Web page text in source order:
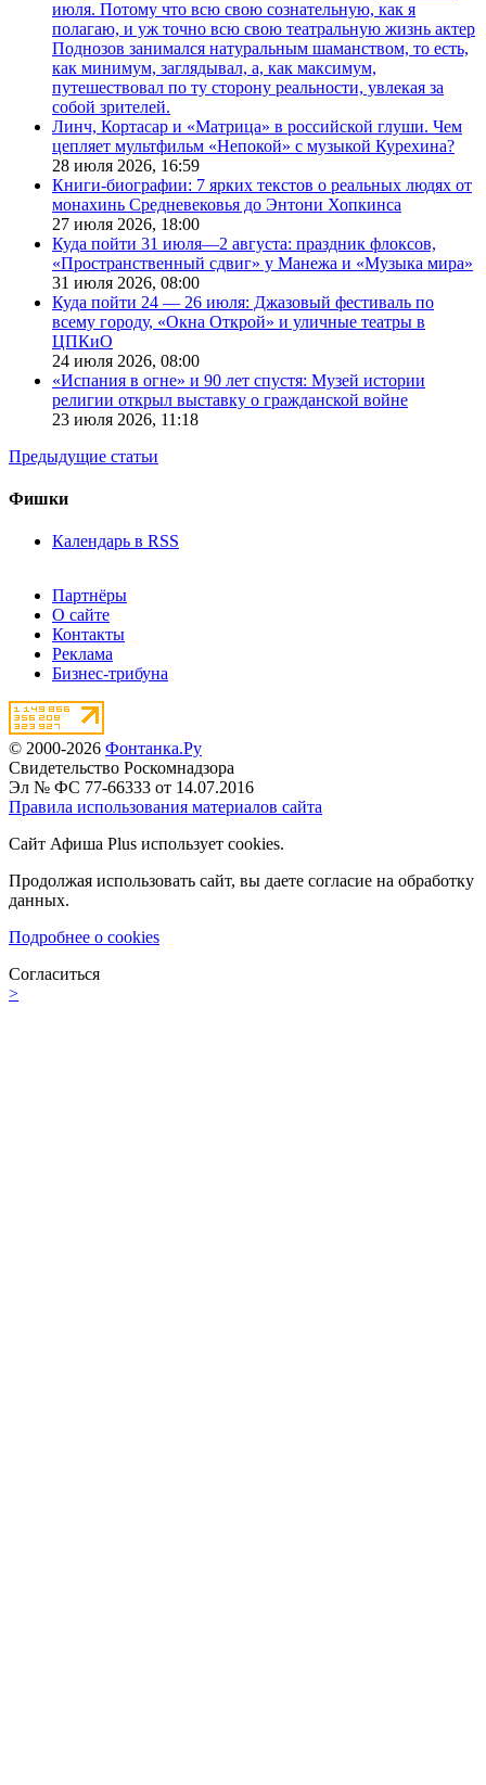
июля. Потому что всю свою сознательную, как я
полагаю, и уж точно всю свою театральную жизнь актер
Поднозов занимался натуральным шаманством, то есть,
как минимум, заглядывал, а, как максимум,
путешествовал по ту сторону реальности, увлекая за
собой зрителей.
Линч, Кортасар и «Матрица» в российской глуши. Чем
цепляет мультфильм «Непокой» с музыкой Курехина?
28 июля 2026, 16:59
Книги-биографии: 7 ярких текстов о реальных людях от
монахинь Средневековья до Энтони Хопкинса
27 июля 2026, 18:00
Куда пойти 31 июля—2 августа: праздник флоксов,
«Пространственный сдвиг» у Манежа и «Музыка мира»
31 июля 2026, 08:00
Куда пойти 24 — 26 июля: Джазовый фестиваль по
всему городу, «Окна Открой» и уличные театры в
ЦПКиО
24 июля 2026, 08:00
«Испания в огне» и 90 лет спустя: Музей истории
религии открыл выставку о гражданской войне
23 июля 2026, 11:18
Предыдущие статьи
Фишки
Календарь в RSS
Партнёры
О сайте
Контакты
Реклама
Бизнес-трибуна
© 2000-2026 Фонтанка.Ру
Свидетельство Роскомнадзора
Эл № ФС 77-66333 от 14.07.2016
Правила использования материалов сайта
Сайт Афиша Plus использует cookies.
Продолжая использовать сайт, вы даете согласие на обработку
данных.
Подробнее о cookies
Согласиться
>